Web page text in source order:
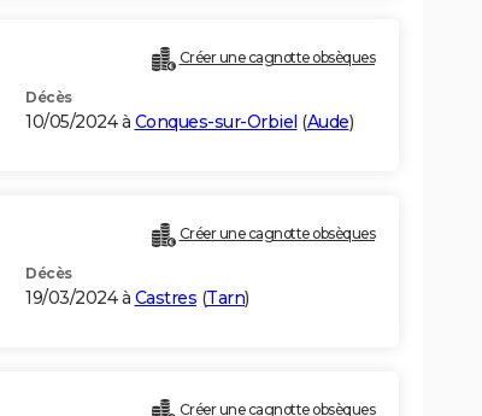
Créer une cagnotte obsèques
Décès
10/05/2024 à Conques-sur-Orbiel (Aude)
Créer une cagnotte obsèques
Décès
19/03/2024 à Castres (Tarn)
Créer une cagnotte obsèques